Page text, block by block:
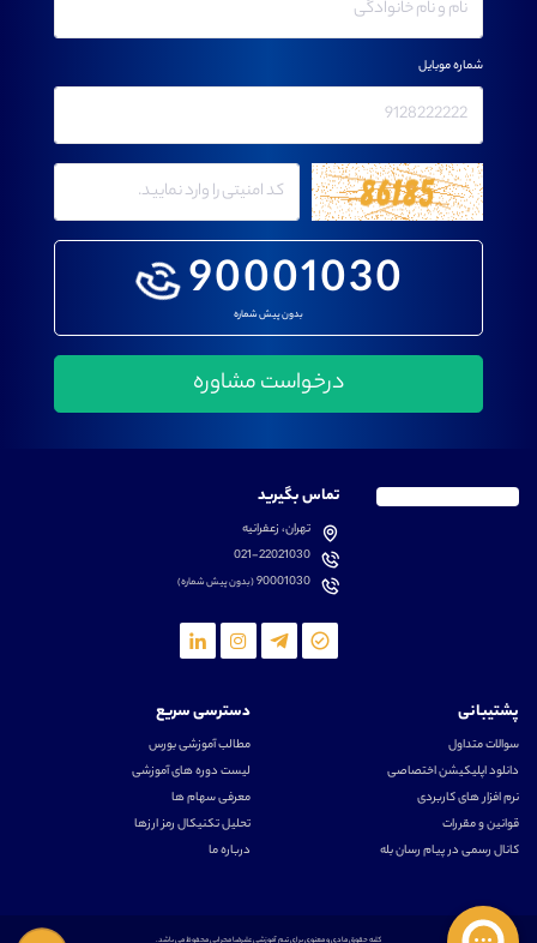
90001030
بدون پیش شماره
شماره موبایل
تماس بگیرید
تهران، زعفرانیه
021-22021030
90001030(بدون پیش شماره)
پشتیبانی
سوالات متداول
دانلود اپلیکیشن اختصاصی
نرم افزار های کاربردی
قوانین و مقررات
کانال رسمی در پیام رسان بله
دسترسی سریع
مطالب آموزشی بورس
لیست دوره های آموزشی
معرفی سهام ها
تحلیل تکنیکال رمز ارزها
درباره ما